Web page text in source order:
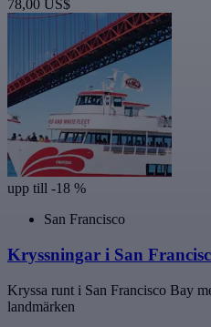
78,00 US$
upp till -18 %
San Francisco
Kryssningar i San
Kryssa runt i San Francisco Bay
landmärken